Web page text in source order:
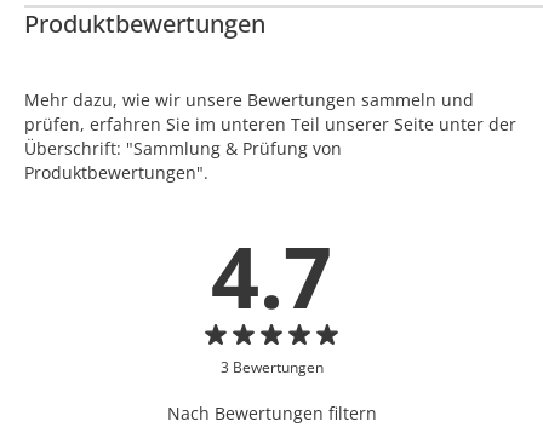
Produktbewertungen
Mehr dazu, wie wir unsere Bewertungen sammeln und
prüfen, erfahren Sie im unteren Teil unserer Seite unter der
Überschrift: "Sammlung & Prüfung von
Produktbewertungen".
4.7
3 Bewertungen
Nach Bewertungen filtern